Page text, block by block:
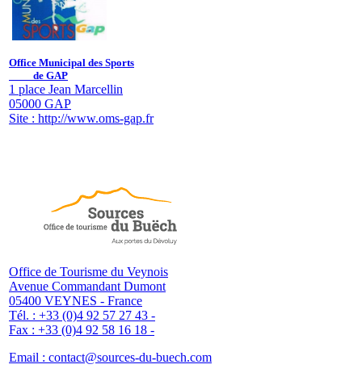
Office Municipal des Sports
de GAP
1 place Jean Marcellin
05000 GAP
Site : http://www.oms-gap.fr
Office de Tourisme du Veynois
Avenue Commandant Dumont
05400 VEYNES - France
Tél. : +33 (0)4 92 57 27 43 -
Fax : +33 (0)4 92 58 16 18 -
Email : contact@sources-du-buech.com